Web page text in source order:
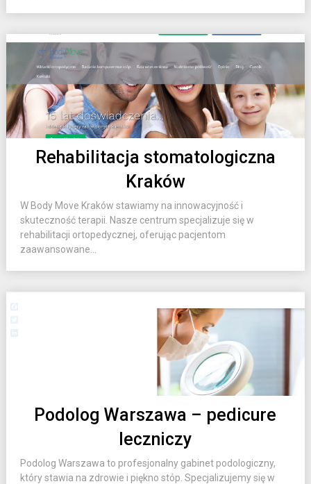
Rehabilitacja stomatologiczna
Kraków
W Body Move Kraków stawiamy na innowacyjność i
skuteczność terapii. Nasze centrum specjalizuje się w
rehabilitacji ortopedycznej, oferując pacjentom
zaawansowane...
Podolog Warszawa – pedicure
leczniczy
Podolog Warszawa to profesjonalny gabinet podologiczny,
który stawia na zdrowie i piękno stóp. Specjalizujemy się w